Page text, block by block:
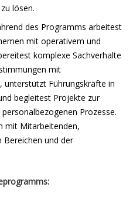
lösen.
des Programms arbeitest
mit operativem und
komplexe Sachverhalte
mit
unterstützt Führungskräfte in
begleitest Projekte zur
Prozesse.
mit Mitarbeitenden,
Bereichen und der